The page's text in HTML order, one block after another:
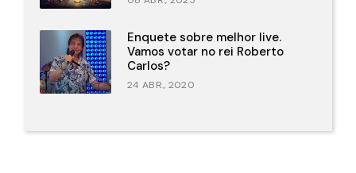
Enquete sobre melhor live.
Vamos votar no rei Roberto
Carlos?
24 ABR., 2020